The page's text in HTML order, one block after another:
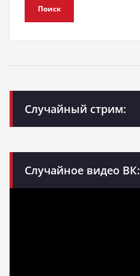
Поиск
Случайный стрим:
Случайное видео ВК: